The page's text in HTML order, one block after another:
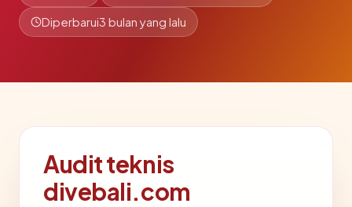
Diperbarui3 bulan yang lalu
Audit teknis
divebali.com